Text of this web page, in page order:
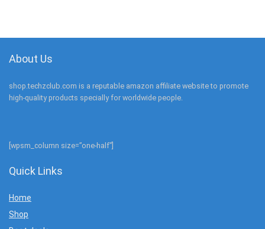
About Us
shop.techzclub.com is a reputable amazon affiliate website to promote
high-quality products specially for worldwide people.
[wpsm_column size=”one-half”]
Quick Links
Home
Shop